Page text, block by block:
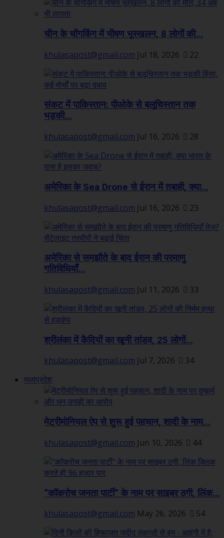
चीन के चोंगकिंग में भीषण भूस्खलन, 8 लोगों की...
khulasapost@gmail.com Jul 18, 2026 22
संकट में पाकिस्तान: पीओके से बलूचिस्तान तक
भड़की...
khulasapost@gmail.com Jul 16, 2026 28
अमेरिका के Sea Drone से ईरान में तबाही, क्या...
khulasapost@gmail.com Jul 16, 2026 23
अमेरिका से समझौते के बाद ईरान की परमाणु
गतिविधियाँ...
khulasapost@gmail.com Jul 11, 2026 33
श्रीलंका में कैदियों का खूनी तांडव, 25 लोगों...
khulasapost@gmail.com Jul 7, 2026
34
मध्यप्रदेश
मेट्रीमोनियल ऐप से शुरू हुई पहचान, शादी के नाम...
khulasapost@gmail.com Jun 10, 2026 44
“कॉकरोच जनता पार्टी” के नाम पर साइबर ठगी, लिंक...
khulasapost@gmail.com May 26, 2026 54